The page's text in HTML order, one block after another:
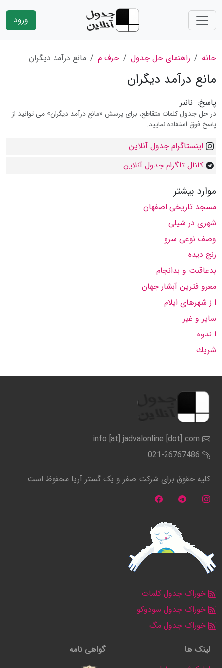
ورود
خانه راهنمای حل جدول حرف م مانع درآمد دیگران
مانع درآمد دیگران
پاسخ: نانبر
در حل جدول کلمات متقاطع، برای پرسش «مانع درآمد دیگران» می توانید از
پاسخ فوق استفاده نمایید.
اینستاگرام جدول آنلاین
کانال تلگرام جدول آنلاین
موارد بیشتر
مسجد تاریخی اصفهان
شهری در شیلی
وصف نوعی سرو
رنج دیده
بدعاقبت و بدانجام
معرو فترین آبشار جهان
ا ز شهرهای ایلام
سایر و غیر
ا ندوه
شریك
info [at] jadvalonline [dot] com
021-26767486
کلیه حقوق برای شرکت صفر و یک گستر آریا محفوظ است
خوراک جدول کلمات
خوراک جدول سودوکو
خوراک جدول مگ
لینک ها
گواهی نامه